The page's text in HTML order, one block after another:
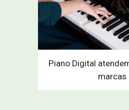
Piano Digital
marcas